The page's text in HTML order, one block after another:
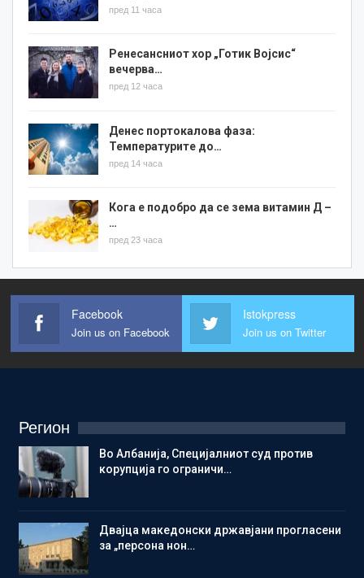
пред 11 часа
Ренесансниот хор „Готик Војсис“
вечерва…
пред 12 часа
Денес портокалова фаза:
Температурите до…
пред 14 часа
Кога е подобро да се зема витамин Д –
…
пред 23 часа
Facebook
Join us on Facebook
Istokpress
Join us on Twitter
Регион
Во Албанија, Специјалниот суд против
корупција го ограничи…
Двајца македонски државјани прогласени
за „персона нон…